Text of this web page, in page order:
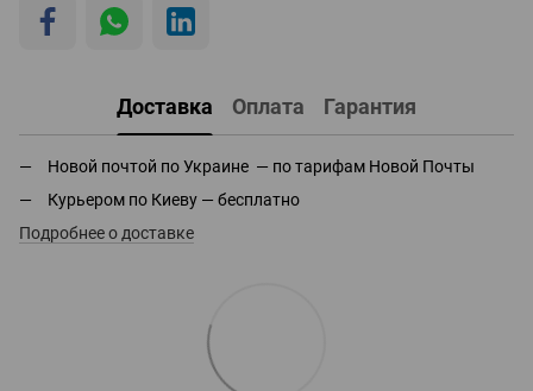
Доставка Оплата Гарантия
Новой почтой по Украине — по тарифам Новой Почты
Курьером по Киеву — бесплатно
Подробнее о доставке